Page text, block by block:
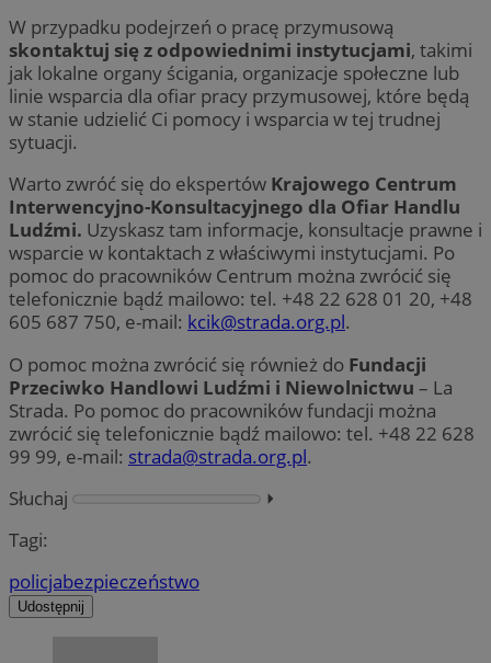
W przypadku podejrzeń o pracę przymusową
skontaktuj się z odpowiednimi instytucjami, takimi
jak lokalne organy ścigania, organizacje społeczne lub
linie wsparcia dla ofiar pracy przymusowej, które będą
w stanie udzielić Ci pomocy i wsparcia w tej trudnej
sytuacji.
Warto zwróć się do ekspertów Krajowego Centrum
Interwencyjno-Konsultacyjnego dla Ofiar Handlu
Ludźmi. Uzyskasz tam informacje, konsultacje prawne i
wsparcie w kontaktach z właściwymi instytucjami. Po
pomoc do pracowników Centrum można zwrócić się
telefonicznie bądź mailowo: tel. +48 22 628 01 20, +48
605 687 750, e-mail: kcik@strada.org.pl.
O pomoc można zwrócić się również do Fundacji
Przeciwko Handlowi Ludźmi i Niewolnictwu – La
Strada. Po pomoc do pracowników fundacji można
zwrócić się telefonicznie bądź mailowo: tel. +48 22 628
99 99, e-mail: strada@strada.org.pl.
Słuchaj
⏵︎
Tagi:
policjabezpieczeństwo
Udostępnij